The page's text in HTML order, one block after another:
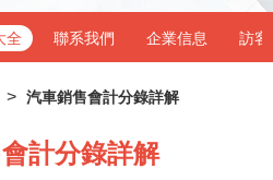
全 聯系我們 企業信息 訪客
> 汽車銷售會計分錄詳解
計分錄詳解